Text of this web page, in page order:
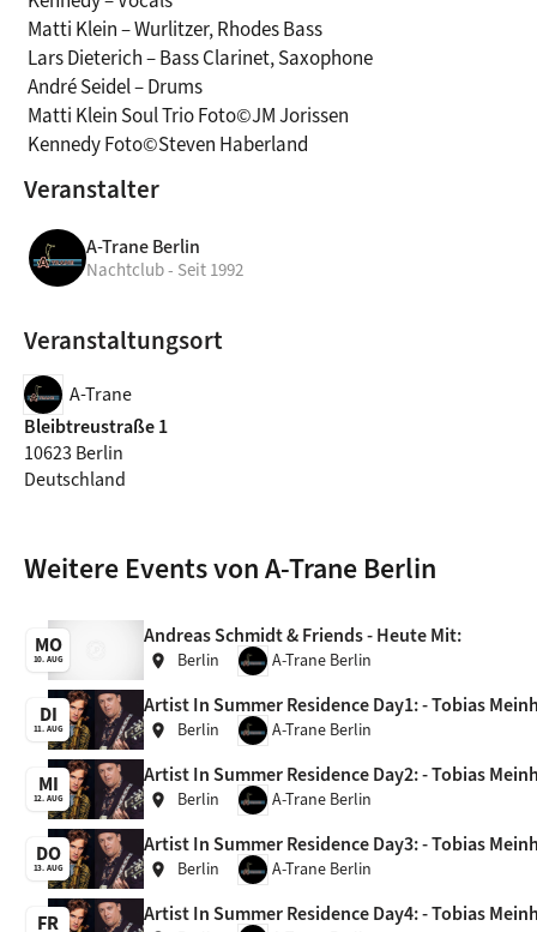
Veranstalter
A-Trane Berlin
Nachtclub - Seit 1992
Veranstaltungsort
A-Trane
Bleibtreustraße 1
10623 Berlin
Deutschland
Kennedy Foto©Steven Haberland
Weitere Events von A-Trane Berlin
MO
10. AUG
Andreas Schmidt & Friends - Heute Mit:
location_on Berlin A-Trane Berlin
DI
11. AUG
Artist In Summer Residence Day1: - Tobias
location_on Berlin A-Trane Berlin
MI
12. AUG
Artist In Summer Residence Day2: - Tobias
location_on Berlin A-Trane Berlin
DO
13. AUG
Artist In Summer Residence Day3: - Tobias
location_on Berlin A-Trane Berlin
FR Artist In Summer Residence Day4: - Tobias